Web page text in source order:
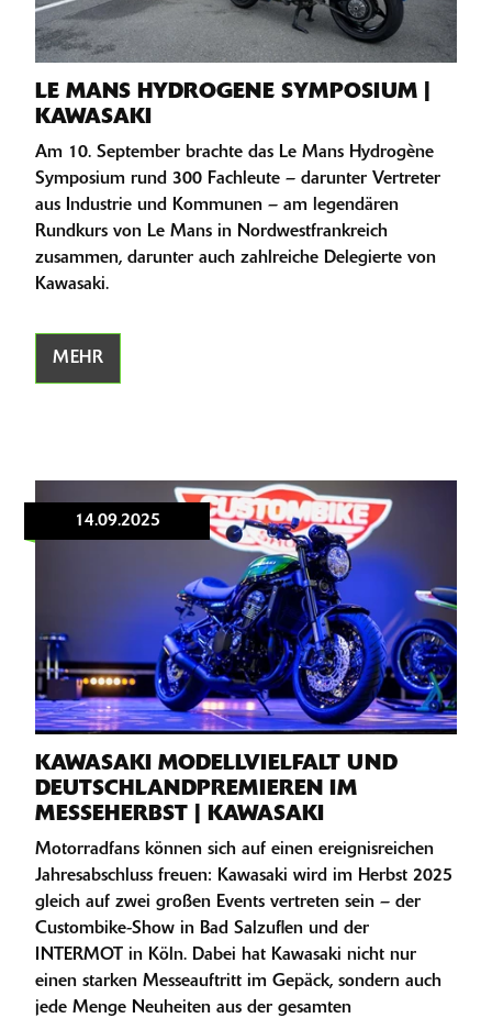
LE MANS HYDROGENE SYMPOSIUM |
KAWASAKI
Am 10. September brachte das Le Mans Hydrogène
Symposium rund 300 Fachleute – darunter Vertreter
aus Industrie und Kommunen – am legendären
Rundkurs von Le Mans in Nordwestfrankreich
zusammen, darunter auch zahlreiche Delegierte von
Kawasaki.
MEHR
14.09.2025
KAWASAKI MODELLVIELFALT UND
DEUTSCHLANDPREMIEREN IM
MESSEHERBST | KAWASAKI
Motorradfans können sich auf einen ereignisreichen
Jahresabschluss freuen: Kawasaki wird im Herbst 2025
gleich auf zwei großen Events vertreten sein – der
Custombike-Show in Bad Salzuflen und der
INTERMOT in Köln. Dabei hat Kawasaki nicht nur
einen starken Messeauftritt im Gepäck, sondern auch
jede Menge Neuheiten aus der gesamten